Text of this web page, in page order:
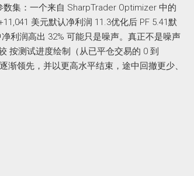
集：一个来自 SharpTrader Optimizer 中的
美元默认净利润 11.3优化后 PF 5.41默
利润高出 32% 可能只是噪声。真正不是噪声
按测试进度绘制（从已平仓交易的 0 到
领先，并以更高水平结束，途中回撤更少、